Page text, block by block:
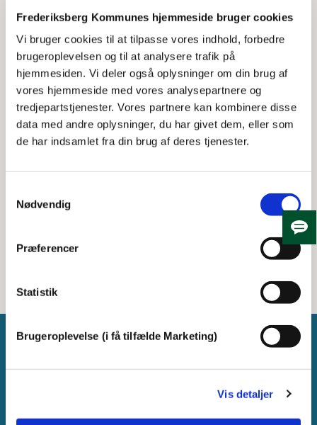
Frederiksberg Kommunes hjemmeside bruger cookies
Vi bruger cookies til at tilpasse vores indhold, forbedre
brugeroplevelsen og til at analysere trafik på
hjemmesiden. Vi deler også oplysninger om din brug af
vores hjemmeside med vores analysepartnere og
tredjepartstjenester. Vores partnere kan kombinere disse
data med andre oplysninger, du har givet dem, eller som
de har indsamlet fra din brug af deres tjenester.
Nødvendig
Præferencer
Statistik
Brugeroplevelse (i få tilfælde Marketing)
Vis detaljer
Vi bruger cookies til at tilpasse vores indhold,
forbedre brugeroplevelsen og til at analysere
trafik på hjemmesiden. Vi deler også
oplysninger om din brug af vores
hjemmeside med vores analysepartnere og
med 3. part. Vores partnere kan kombinere
disse data med andre oplysninger, du har